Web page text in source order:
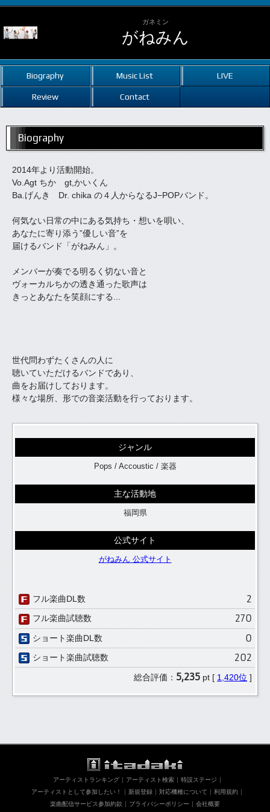
ガネミン
がねみん
Biography Music List LIVE
Review Contact
Biography
2014年より活動開始。
Vo.Agt ちか gt,かいくん
Ba.げんき Dr. chika の４人からなるJ−POPバンド。
何気ない日常の中にある気持ち・想いを唄い、
あなたに寄り添う”優しい音”を
届けるバンド「がねみん」。
メンバーが奏でる明るく切ない音と
ヴォーカルちかの透き通った歌声は
きっとあなたを笑顔にする...
世代問わずたくさんの人に
聴いていただけるバンドであり、
曲をお届けしております。
様々な場所、形での音楽活動を行っております。
ジャンル
Pops / Accoustic / 楽器
主な活動地
福岡県
公式サイト
がねみん 公式サイト
フル楽曲DL数 2
フル楽曲試聴数 270
ショート楽曲DL数 0
ショート楽曲試聴数 202
総合評価： 5,235 pt [ 1,420位 ]
アーティストランキング アーティスト検索
特設ステージ
アーティストとして参加したい！
新規登録 対応機種について
利用規約
楽曲配信サービス参加約款
プライバシーポリシー 会社概要